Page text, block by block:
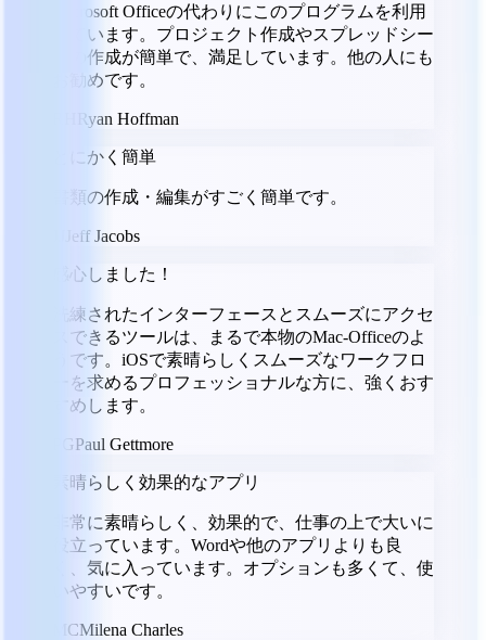
Microsoft Officeの代わりにこのプログラムを利用
しています。プロジェクト作成やスプレッドシー
トの作成が簡単で、満足しています。他の人にも
お勧めです。
Ryan Hoffman
とにかく簡単
書類の作成・編集がすごく簡単です。
Jeff Jacobs
感心しました！
洗練されたインターフェースとスムーズにアクセ
スできるツールは、まるで本物のMac-Officeのよ
うです。iOSで素晴らしくスムーズなワークフロ
ーを求めるプロフェッショナルな方に、強くおす
すめします。
PGPaul Gettmore
素晴らしく効果的なアプリ
非常に素晴らしく、効果的で、仕事の上で大いに
役立っています。Wordや他のアプリよりも良
く、気に入っています。オプションも多くて、使
いやすいです。
MCMilena Charles